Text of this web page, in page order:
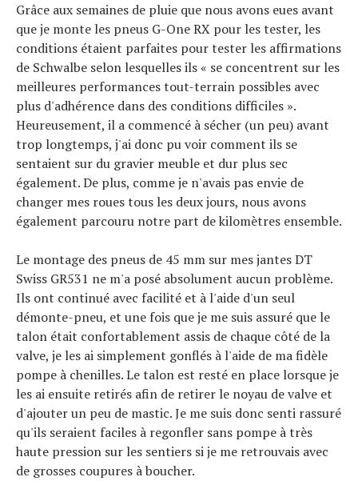
Grâce aux semaines de pluie que nous avons eues avant
que je monte les pneus G-One RX pour les tester, les
conditions étaient parfaites pour tester les affirmations
de Schwalbe selon lesquelles ils « se concentrent sur les
meilleures performances tout-terrain possibles avec
plus d'adhérence dans des conditions difficiles ».
Heureusement, il a commencé à sécher (un peu) avant
trop longtemps, j'ai donc pu voir comment ils se
sentaient sur du gravier meuble et dur plus sec
également. De plus, comme je n'avais pas envie de
changer mes roues tous les deux jours, nous avons
également parcouru notre part de kilomètres ensemble.
Le montage des pneus de 45 mm sur mes jantes DT
Swiss GR531 ne m'a posé absolument aucun problème.
Ils ont continué avec facilité et à l'aide d'un seul
démonte-pneu, et une fois que je me suis assuré que le
talon était confortablement assis de chaque côté de la
valve, je les ai simplement gonflés à l'aide de ma fidèle
pompe à chenilles. Le talon est resté en place lorsque je
les ai ensuite retirés afin de retirer le noyau de valve et
d'ajouter un peu de mastic. Je me suis donc senti rassuré
qu'ils seraient faciles à regonfler sans pompe à très
haute pression sur les sentiers si je me retrouvais avec
de grosses coupures à boucher.